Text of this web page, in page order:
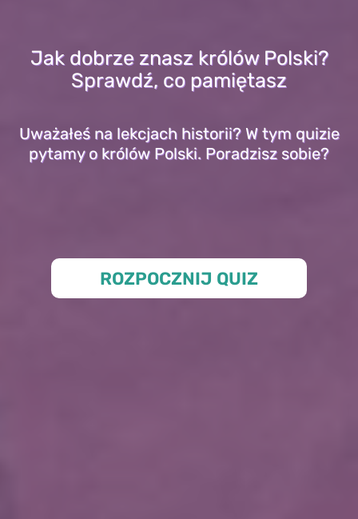
Jak dobrze znasz królów Polski?
Sprawdź, co pamiętasz
Uważałeś na lekcjach historii? W tym quizie
pytamy o królów Polski. Poradzisz sobie?
ROZPOCZNIJ QUIZ